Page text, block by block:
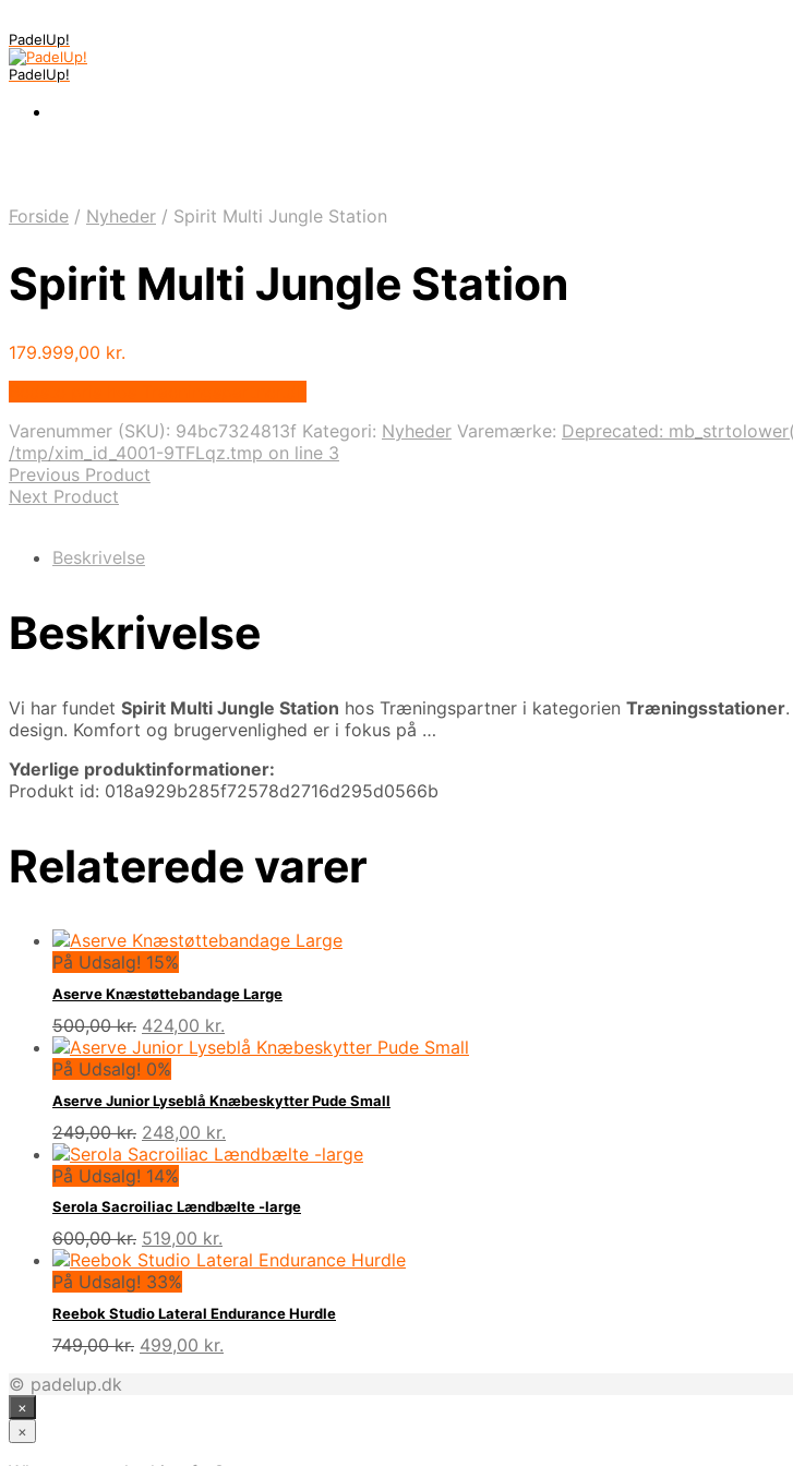
PadelUp!
PadelUp!
Forside / Nyheder / Spirit Multi Jungle Station
Spirit Multi Jungle Station
179.999,00 kr.
Varenummer (SKU): 94bc7324813f Kategori: Nyheder Varemærke: Deprecated:
/tmp/xim_id_4001-9TFLqz.tmp on line 3
Previous Product
Next Product
Beskrivelse
Beskrivelse
Vi har fundet Spirit Multi Jungle Station hos Træningspartner i kategorien Træningsstationer
design. Komfort og brugervenlighed er i fokus på …
Yderlige produktinformationer:
Produkt id: 018a929b285f72578d2716d295d0566b
Relaterede varer
På Udsalg! 15%
Aserve Knæstøttebandage Large
500,00kr. Den
oprindelige
pris
var:
500,00 kr..
424,00 kr.
aktuelle
er:
424,00 kr..
På Udsalg! 0%
Aserve Junior Lyseblå Knæbeskytter Pude Small
249,00kr. Den
oprindelige
pris
var:
249,00 kr..
248,00 kr.
aktuelle
er:
248,00 kr..
På Udsalg! 14%
Serola Sacroiliac Lændbælte -large
600,00kr. Den
oprindelige
pris
var:
600,00 kr..
519,00 kr.
aktuelle
er:
519,00 kr..
På Udsalg! 33%
Reebok Studio Lateral Endurance Hurdle
749,00kr. Den
499,00 kr.
© padelup.dk
×
×